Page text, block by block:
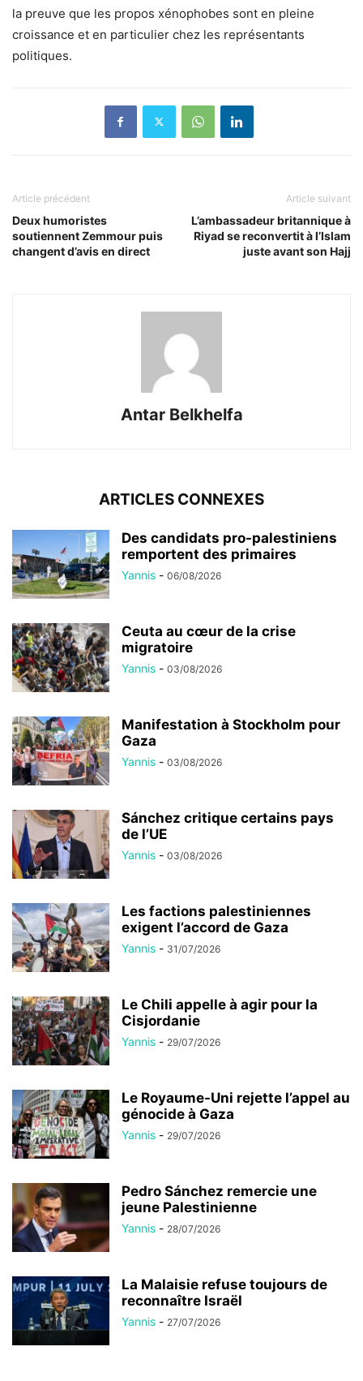
la preuve que les propos xénophobes sont en pleine
croissance et en particulier chez les représentants
politiques.
Article précédent
Deux humoristes
soutiennent Zemmour puis
changent d’avis en direct
Article suivant
L’ambassadeur britannique à
Riyad se reconvertit à l’Islam
juste avant son Hajj
Antar Belkhelfa
ARTICLES CONNEXES
Des candidats pro-palestiniens
remportent des primaires
Yannis - 06/08/2026
Ceuta au cœur de la crise
migratoire
Yannis - 03/08/2026
Manifestation à Stockholm pour
Gaza
Yannis - 03/08/2026
Sánchez critique certains pays
de l’UE
Yannis - 03/08/2026
Les factions palestiniennes
exigent l’accord de Gaza
Yannis - 31/07/2026
Le Chili appelle à agir pour la
Cisjordanie
Yannis - 29/07/2026
Le Royaume-Uni rejette l’appel au
génocide à Gaza
Yannis - 29/07/2026
Pedro Sánchez remercie une
jeune Palestinienne
Yannis - 28/07/2026
La Malaisie refuse toujours de
reconnaître Israël
Yannis - 27/07/2026